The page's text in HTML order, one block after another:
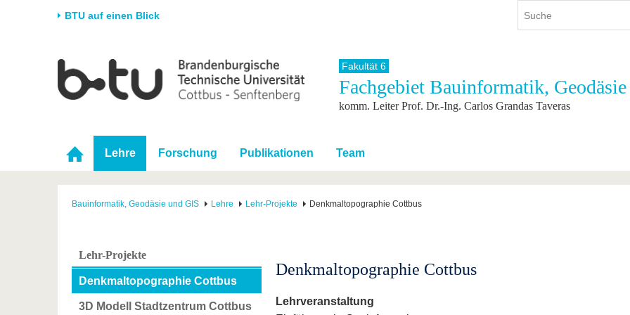
BTU auf einen Blick
Universität
Karriere & Engagement
Partnerschaften &
Strukturwandel
Forschung
Förderung
Wissenschaftlicher
Nachwuchs
Studium
Studienangebot
Im Studium
Nach dem Studium
International
Internationales Profil
Für internationale
Studierende
Kontakt
Weiterbildung
Weiterbildungsangebote
Fakultät 6
Fachgebiet Bauinformatik,
komm. Leiter Prof. Dr.-Ing. Carlos Grandas Taveras
Lehre Forschung Publikationen Team
Bauinformatik, Geodäsie und GIS Lehre Lehr-Projekte Denkmaltopographie Cottbus
Lehr-Projekte
Denkmaltopographie Cottbus
3D Modell Stadtzentrum Cottbus
Denkmaltopographie Cottbus
Lehrveranstaltung